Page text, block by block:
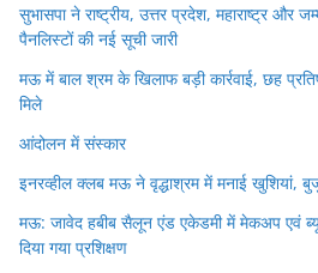
सुभासपा ने राष्ट्रीय, उत्तर प्रदेश, महाराष्ट्र और
पैनलिस्टों की नई सूची जारी
मऊ में बाल श्रम के खिलाफ बड़ी कार्रवाई, छह
मिले
आंदोलन में संस्कार
इनरव्हील क्लब मऊ ने वृद्धाश्रम में मनाई खुशियां,
मऊ: जावेद हबीब सैलून एंड एकेडमी में मेकअप एवं
दिया गया प्रशिक्षण